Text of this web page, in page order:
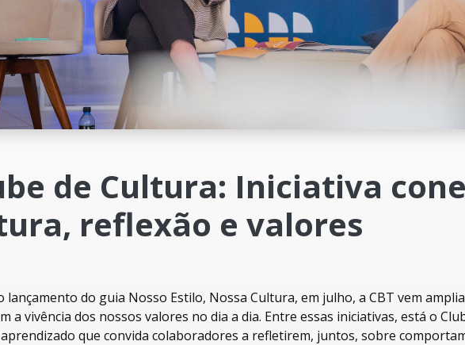
de Cultura: Iniciativa
reflexão e valores
lançamento do guia Nosso Estilo, Nossa Cultura, em julho, a CBT vem
a vivência dos nossos valores no dia a dia. Entre essas iniciativas, está o
que convida colaboradores a refletirem, juntos, sobre